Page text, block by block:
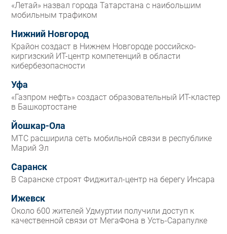
«Летай» назвал города Татарстана с наибольшим
мобильным трафиком
Нижний Новгород
Крайон создаст в Нижнем Новгороде российско-
киргизский ИТ-центр компетенций в области
кибербезопасности
Уфа
«Газпром нефть» создаст образовательный ИТ-кластер
в Башкортостане
Йошкар-Ола
МТС расширила сеть мобильной связи в республике
Марий Эл
Саранск
В Саранске строят Фиджитал-центр на берегу Инсара
Ижевск
Около 600 жителей Удмуртии получили доступ к
качественной связи от МегаФона в Усть-Сарапулке